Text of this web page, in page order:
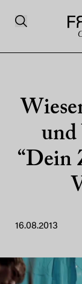
und
“Dein
16.08.2013